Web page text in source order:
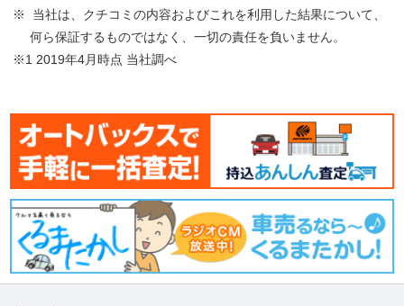
※ 当社は、クチコミの内容およびこれを利用した結果について、
何ら保証するものではなく、一切の責任を負いません。
※1 2019年4月時点 当社調べ